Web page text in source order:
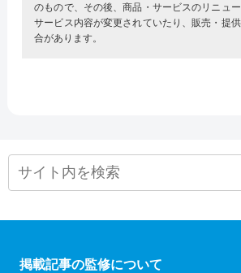
のもので、その後、商品・サービスのリニュ
サービス内容が変更されていたり、販売・提
合があります。
掲載記事の監修について